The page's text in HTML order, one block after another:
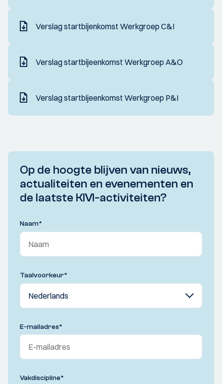
Verslag startbijenkomst Werkgroep C&I
Verslag startbijeenkomst Werkgroep A&O
Verslag startbijeenkomst Werkgroep P&I
Op de hoogte blijven van nieuws,
actualiteiten en evenementen en
de laatste KIVI-activiteiten?
Naam*
Taalvoorkeur*
E-mailadres*
Vakdiscipline*